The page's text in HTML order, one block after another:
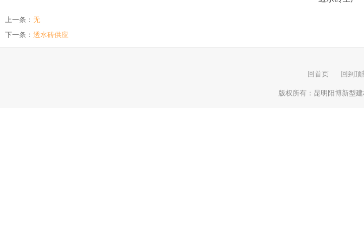
上一条： 无
下一条： 透水砖供应
回首页 回到顶
版权所有： 昆明阳博新型